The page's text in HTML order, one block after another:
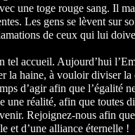
une toge rouge sang. Il
Les gens se lèvent sur
de ceux qui lui
tel accueil. Aujourd’hui
la haine, à vouloir diviser
d’agir afin que l’égalité
une réalité, afin que toutes
Rejoignez-nous afin
et d’une alliance éternelle !